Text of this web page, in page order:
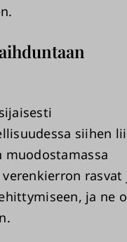
siihen
muodostamassa
rasvat
ja ne